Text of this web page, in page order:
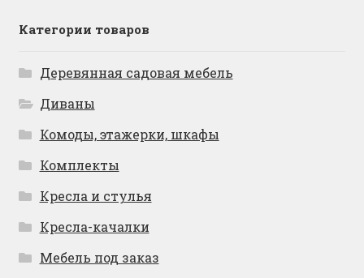
Категории товаров
Деревянная садовая мебель
Диваны
Комоды, этажерки, шкафы
Комплекты
Кресла и стулья
Кресла-качалки
Мебель под заказ